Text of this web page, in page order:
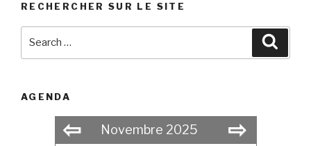
RECHERCHER SUR LE SITE
AGENDA
⇦ Novembre 2025 ⇨